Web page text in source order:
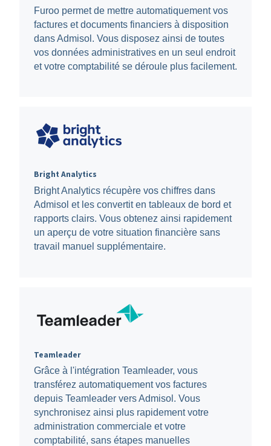
Furoo permet de mettre automatiquement vos
factures et documents financiers à disposition
dans Admisol. Vous disposez ainsi de toutes
vos données administratives en un seul endroit
et votre comptabilité se déroule plus facilement.
Bright Analytics
Bright Analytics récupère vos chiffres dans
Admisol et les convertit en tableaux de bord et
rapports clairs. Vous obtenez ainsi rapidement
un aperçu de votre situation financière sans
travail manuel supplémentaire.
Teamleader
Grâce à l'intégration Teamleader, vous
transférez automatiquement vos factures
depuis Teamleader vers Admisol. Vous
synchronisez ainsi plus rapidement votre
administration commerciale et votre
comptabilité, sans étapes manuelles